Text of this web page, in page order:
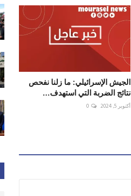
الجيش الإسرائيلي: ما زلنا نفحص
نتائج الضربة التي استهدف...
أكتوبر 5, 2024 0